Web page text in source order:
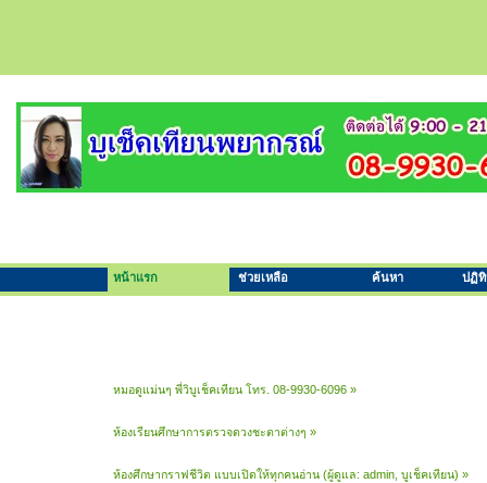
หน้าแรก ช่วยเหลือ ค้นหา ปฏิ
หมอดูแม่นๆ พี่วิบูเช็คเทียน โทร. 08-9930-6096 »
ห้องเรียนศึกษาการตรวจดวงชะตาต่างๆ »
ห้องศึกษากราฟชีวิต แบบเปิดให้ทุกคนอ่าน (ผู้ดูแล:admin,บูเช็คเทียน) »